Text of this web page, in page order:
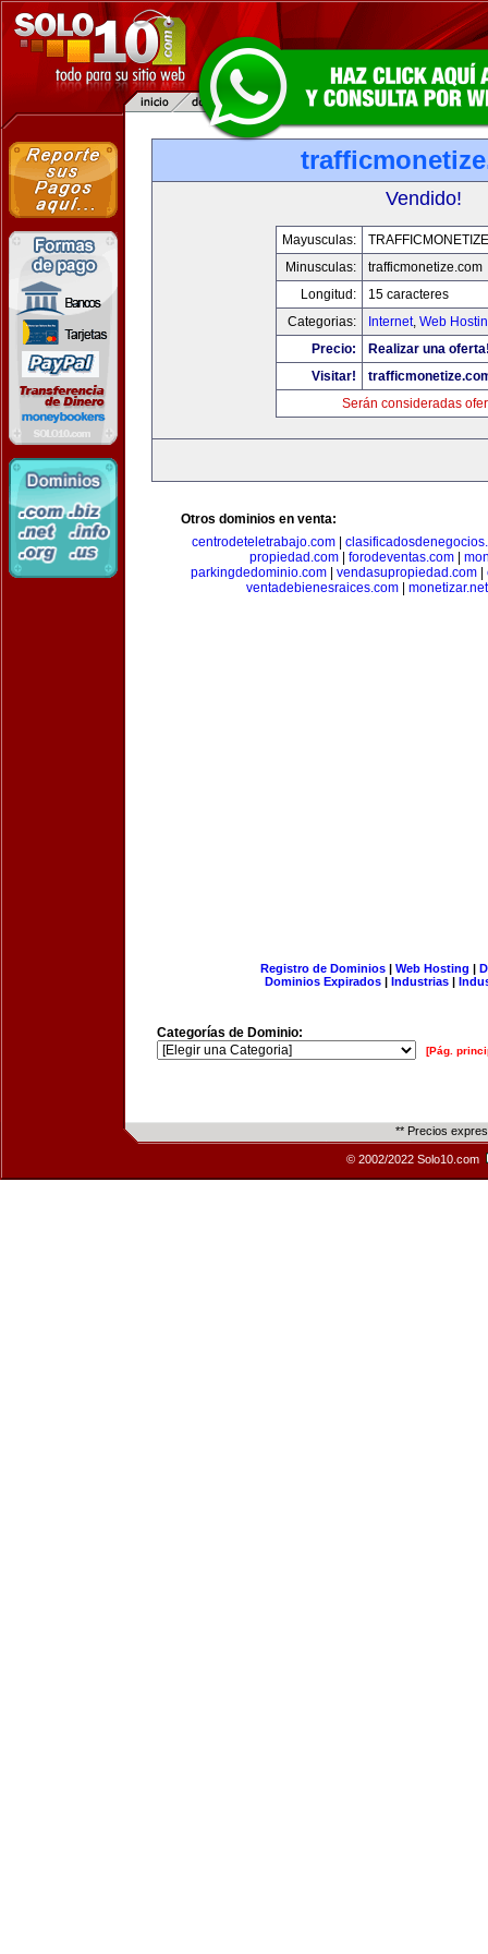
Vendido!
Mayusculas:
Minusculas:
trafficmonetize.com
Longitud:
15 caracteres
Categorias:
Internet, Web
Precio:
Realizar una
Visitar!
Serán consideradas
Otros dominios en venta:
centrodeteletrabajo.com
propiedad.com
forodeventas.com
parkingdedominio.com| vendasupropiedad.com|
ventadebienesraices.com
monetizar.net
Registro de Dominios| Web Hosting |
Dominios Expirados | Industrias |
Categorías de Dominio:
[Pág.
** Precios
© 2002/2022 Solo10.com